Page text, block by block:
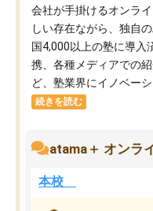
会社が手掛けるオンラ
しい存在ながら、独自
国4,000以上の塾に導入
携、各種メディアでの
ど、塾業界にイノベー
続きを読む
atama＋ オンラ
本校